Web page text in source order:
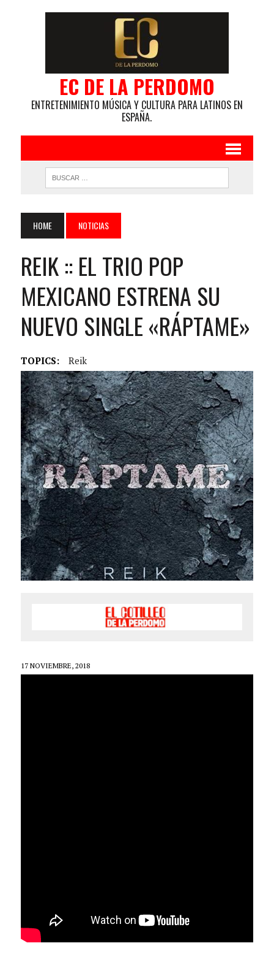
EC DE LA PERDOMO
ENTRETENIMIENTO MÚSICA Y CULTURA PARA LATINOS EN
ESPAÑA.
HOME NOTICIAS
REIK :: EL TRIO POP
MEXICANO ESTRENA SU
NUEVO SINGLE «RÁPTAME»
TOPICS: Reik
17 NOVIEMBRE, 2018